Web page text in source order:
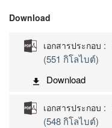
Download
เอกสารประกอบ :
(551 กิโลไบต์)
Download
เอกสารประกอบ :
(548 กิโลไบต์)